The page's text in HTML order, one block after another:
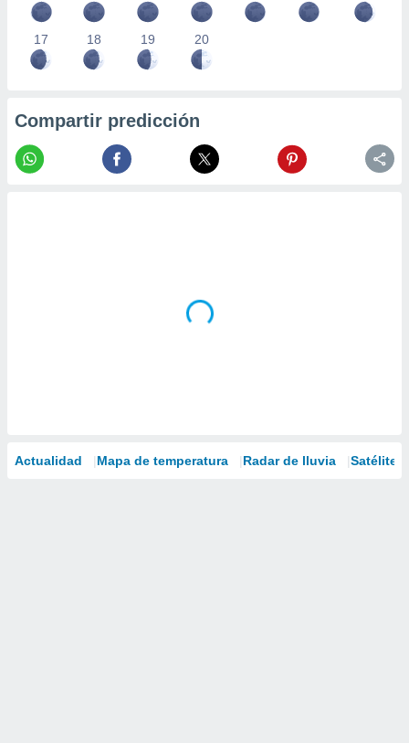
17 18 19 20
Compartir predicción
Actualidad Mapa de temperatura Radar de lluvia Satélites